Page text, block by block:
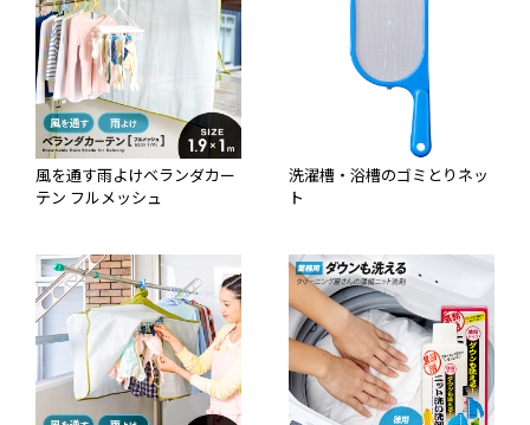
風を通す雨よけベランダカー
テン フルメッシュ
洗濯槽・浴槽のゴミとりネッ
ト